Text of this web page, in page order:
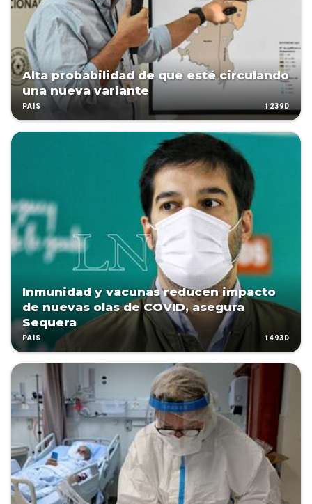
Alta probabilidad de que esté circulando
una nueva variante
PAÍS 1239D
Inmunidad y vacunas reducen impacto
de nuevas olas de COVID, asegura
Sequera
PAÍS 1493D